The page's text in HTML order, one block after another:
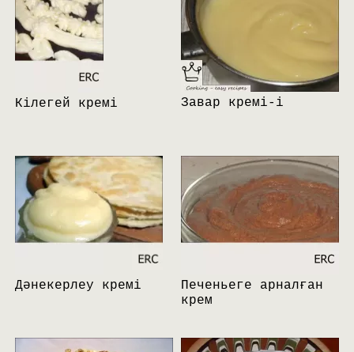
Кілегей кремі Завар кремі-i
Дәнекерлеу кремі
Печеньеге арналған
крем